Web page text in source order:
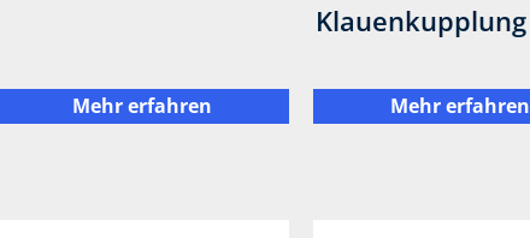
Mehr erfahren
Klauenkupplung
Mehr erfahren